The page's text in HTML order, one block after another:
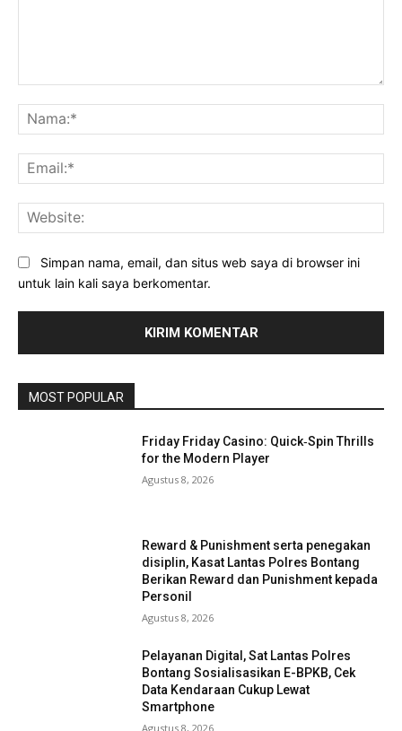
Simpan nama, email, dan situs web saya di browser ini
untuk lain kali saya berkomentar.
MOST POPULAR
Friday Friday Casino: Quick‑Spin Thrills
for the Modern Player
Agustus 8, 2026
Reward & Punishment serta penegakan
disiplin, Kasat Lantas Polres Bontang
Berikan Reward dan Punishment kepada
Personil
Agustus 8, 2026
Pelayanan Digital, Sat Lantas Polres
Bontang Sosialisasikan E-BPKB, Cek
Data Kendaraan Cukup Lewat
Smartphone
Agustus 8, 2026